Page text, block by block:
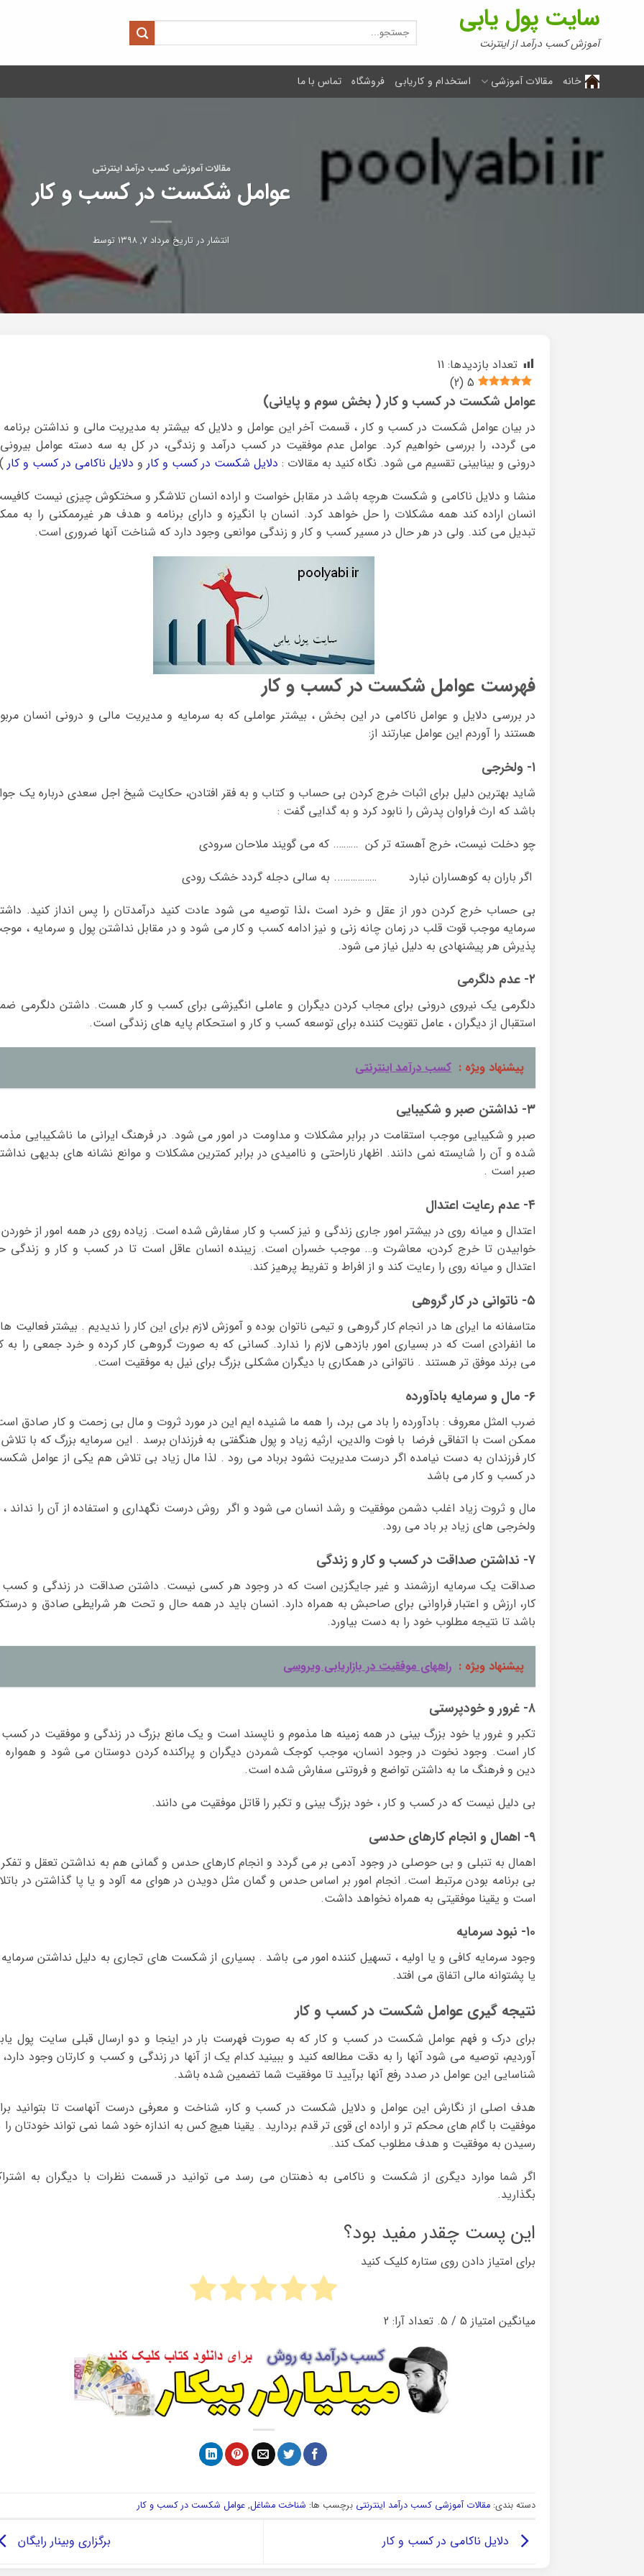
سایت پول یابی
آموزش کسب درآمد از اینترنت
جستجو
برای:
خانه مقالات آموزشی استخدام و کاریابی فروشگاه تماس با ما
مقالات آموزشی کسب درآمد اینترنتی
عوامل شکست در کسب و کار
انتشار در تاریخ مرداد ۷, ۱۳۹۸ توسط
تعداد بازدیدها: 11
5
(
2
)
عوامل شکست در کسب و کار ( بخش سوم و پایانی)
در بیان عوامل شکست در کسب و کار ، قسمت آخر این عوامل و دلایل که بیشتر به مدیریت مالی و نداشتن برنامه
می گردد، را بررسی خواهیم کرد. عوامل عدم موفقیت در کسب درآمد و زندگی، در کل به سه دسته عوامل
درونی و بینابینی تقسیم می شود. نگاه کنید به مقالات : دلایل شکست در کسب و کارو دلایل ناکامی در کسب و کار)
منشا و دلایل ناکامی و شکست هرچه باشد در مقابل خواست و اراده انسان تلاشگر و سختکوش چیزی نیست
انسان اراده کند همه مشکلات را حل خواهد کرد. انسان با انگیزه و دارای برنامه و هدف هر غیرممکنی را به
تبدیل می کند. ولی در هر حال در مسیر کسب و کار و زندگی موانعی وجود دارد که شناخت آنها ضروری است.
فهرست عوامل شکست در کسب و کار
در بررسی دلایل و عوامل ناکامی در این بخش ، بیشتر عواملی که به سرمایه و مدیریت مالی و درونی انسان
هستند را آوردم این عوامل عبارتند از:
۱- ولخرجی
شاید بهترین دلیل برای اثبات خرج کردن بی حساب و کتاب و به فقر افتادن، حکایت شیخ اجل سعدی درباره یک
باشد که ارث فراوان پدرش را نابود کرد و به گدایی گفت :
چو دخلت نیست، خرج آهسته تر کن ………. که می گویند ملاحان سرودی
اگر باران به کوهساران نبارد …………….. به سالی دجله گردد خشک رودی
بی حساب خرج کردن دور از عقل و خرد است ،لذا توصیه می شود عادت کنید درآمدتان را پس انداز کنید.
سرمایه موجب قوت قلب در زمان چانه زنی و نیز ادامه کسب و کار می شود و در مقابل نداشتن پول و سرمایه ،
پذیرش هر پیشنهادی به دلیل نیاز می شود.
۲- عدم دلگرمی
دلگرمی یک نیروی درونی برای مجاب کردن دیگران و عاملی انگیزشی برای کسب و کار هست. داشتن دلگرمی
استقبال از دیگران ، عامل تقویت کننده برای توسعه کسب و کار و استحکام پایه های زندگی است.
پیشنهاد ویژه : کسب درآمد اینترنتی
۳- نداشتن صبر و شکیبایی
صبر و شکیبایی موجب استقامت در برابر مشکلات و مداومت در امور می شود. در فرهنگ ایرانی ما ناشکیبایی
شده و آن را شایسته نمی دانند. اظهار ناراحتی و ناامیدی در برابر کمترین مشکلات و موانع نشانه های بدیهی
صبر است .
۴- عدم رعایت اعتدال
اعتدال و میانه روی در بیشتر امور جاری زندگی و نیز کسب و کار سفارش شده است. زیاده روی در همه امور از
خوابیدن تا خرج کردن، معاشرت و… موجب خسران است. زیبنده انسان عاقل است تا در کسب و کار و زندگی
اعتدال و میانه روی را رعایت کند و از افراط و تفریط پرهیز کند.
۵- ناتوانی در کار گروهی
متاسفانه ما ایرای ها در انجام کار گروهی و تیمی ناتوان بوده و آموزش لازم برای این کار را ندیدیم . بیشتر فعالیت
ما انفرادی است که در بسیاری امور بازدهی لازم را ندارد. کسانی که به صورت گروهی کار کرده و خرد جمعی را به
می برند موفق تر هستند . ناتوانی در همکاری با دیگران مشکلی بزرگ برای نیل به موفقیت است.
۶- مال و سرمایه بادآورده
ضرب المثل معروف : بادآورده را باد می برد، را همه ما شنیده ایم این در مورد ثروت و مال بی زحمت و کار صادق
ممکن است با اتفاقی فرضا با فوت والدین، ارثیه زیاد و پول هنگفتی به فرزندان برسد . این سرمایه بزرگ که با
کار فرزندان به دست نیامده اگر درست مدیریت نشود برباد می رود . لذا مال زیاد بی تلاش هم یکی از عوامل
در کسب و کار می باشد
مال و ثروت زیاد اغلب دشمن موفقیت و رشد انسان می شود و اگر روش درست نگهداری و استفاده از آن را نداند ،
ولخرجی های زیاد بر باد می رود.
۷- نداشتن صداقت در کسب و کار و زندگی
صداقت یک سرمایه ارزشمند و غیر جایگزین است که در وجود هر کسی نیست. داشتن صداقت در زندگی و
کار، ارزش و اعتبار فراوانی برای صاحبش به همراه دارد. انسان باید در همه حال و تحت هر شرایطی صادق و
باشد تا نتیجه مطلوب خود را به دست بیاورد.
پیشنهاد ویژه : راههای موفقیت در بازاریابی ویروسی
۸- غرور و خودپرستی
تکبر و غرور یا خود بزرگ بینی در همه زمینه ها مذموم و ناپسند است و یک مانع بزرگ در زندگی و موفقیت در
کار است. وجود نخوت در وجود انسان، موجب کوجک شمردن دیگران و پراکنده کردن دوستان می شود و همواره
دین و فرهنگ ما به داشتن تواضع و فروتنی سفارش شده است.
بی دلیل نیست که در کسب و کار ، خود بزرگ بینی و تکبر را قاتل موفقیت می دانند.
۹- اهمال و انجام کارهای حدسی
اهمال به تنبلی و بی حوصلی در وجود آدمی بر می گردد و انجام کارهای حدس و گمانی هم به نداشتن تعقل و
بی برنامه بودن مرتبط است. انجام امور بر اساس حدس و گمان مثل دویدن در هوای مه آلود و یا پا گذاشتن در
است و یقینا موفقیتی به همراه نخواهد داشت.
۱۰- نبود سرمایه
وجود سرمایه کافی و یا اولیه ، تسهیل کننده امور می باشد . بسیاری از شکست های تجاری به دلیل نداشتن
یا پشتوانه مالی اتفاق می افتد.
نتیجه گیری عوامل شکست در کسب و کار
برای درک و فهم عوامل شکست در کسب و کار که به صورت فهرست بار در اینجا و دو ارسال قبلی سایت پول
آوردیم، توصیه می شود آنها را به دقت مطالعه کنید و ببینید کدام یک از آنها در زندگی و کسب و کارتان وجود دارد،
شناسایی این عوامل در صدد رفع آنها برآیید تا موفقیت شما تضمین شده باشد.
هدف اصلی از نگارش این عوامل و دلایل شکست در کسب و کار، شناخت و معرفی درست آنهاست تا بتوانید
موفقیت با گام های محکم تر و اراده ای قوی تر قدم بردارید . یقینا هیچ کس به اندازه خود شما نمی تواند خودتان را
رسیدن به موفقیت و هدف مطلوب کمک کند.
اگر شما موارد دیگری از شکست و ناکامی به ذهنتان می رسد می توانید در قسمت نظرات با دیگران به
بگذارید.
این پست چقدر مفید بود؟
برای امتیاز دادن روی ستاره کلیک کنید
میانگین امتیاز 5/ ۵. تعداد آرا: 2
دسته بندی: مقالات آموزشی کسب درآمد اینترنتی برچسب ها: شناخت مشاغل, عوامل شکست در کسب و کار
دلایل ناکامی در کسب و کار برگزاری وبینار رایگان